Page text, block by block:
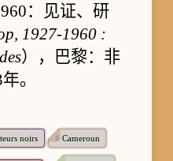
：见证、研
1927-1960 :
），巴黎：非
。
noirs #Cameroun